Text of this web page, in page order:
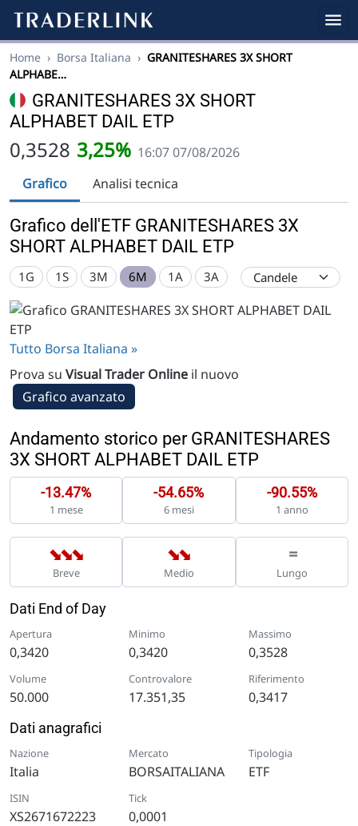
Home › Borsa Italiana › GRANITESHARES 3X SHORT
ALPHABE…
GRANITESHARES 3X SHORT
ALPHABET DAIL ETP
0,3528 3,25% 16:07 07/08/2026
Grafico
Analisi tecnica
Grafico dell'ETF GRANITESHARES 3X
SHORT ALPHABET DAIL ETP
1G 1S 3M 6M 1A 3A
Tutto Borsa Italiana »
Prova su Visual Trader Online il nuovo
Grafico avanzato
Andamento storico per GRANITESHARES
3X SHORT ALPHABET DAIL ETP
-13.47%
1 mese
-54.65%
6 mesi
-90.55%
1 anno
➡
➡
➡
Breve
➡
➡
Medio
=
Lungo
Dati End of Day
Apertura
0,3420
Minimo
0,3420
Massimo
0,3528
Volume
50.000
Controvalore
17.351,35
Riferimento
0,3417
Dati anagrafici
Nazione
Italia
Mercato
BORSAITALIANA
Tipologia
ETF
ISIN
XS2671672223
Tick
0,0001